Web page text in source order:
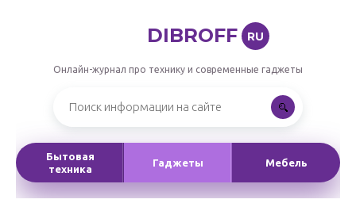
DIBROFF RU
Онлайн-журнал про технику и современные гаджеты
Бытовая
техника
Гаджеты Мебель